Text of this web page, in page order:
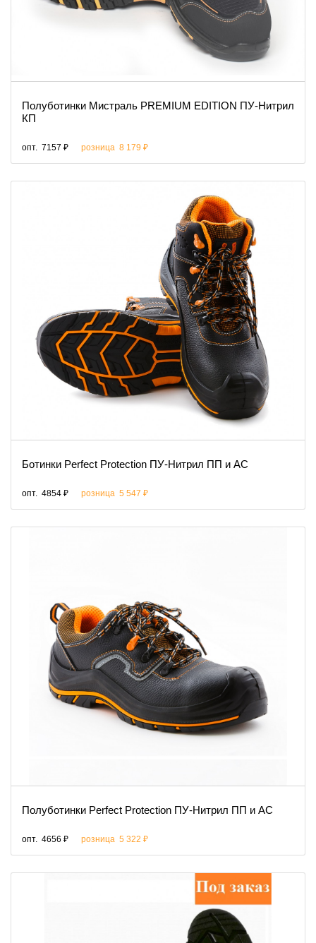
Полуботинки Мистраль PREMIUM EDITION ПУ-Нитрил
КП
опт. 7157 ₽ розница 8 179 ₽
Ботинки Perfect Protection ПУ-Нитрил ПП и АС
опт. 4854 ₽ розница 5 547 ₽
Полуботинки Perfect Protection ПУ-Нитрил ПП и АС
опт. 4656 ₽ розница 5 322 ₽